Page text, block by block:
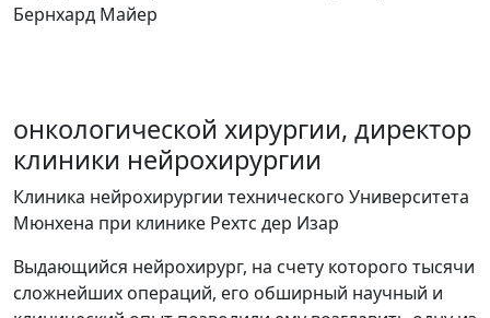
онкологической хирургии, директор
клиники нейрохирургии
Клиника нейрохирургии технического Университета
Мюнхена при клинике Рехтс дер Изар
Выдающийся нейрохирург, на счету которого тысячи
сложнейших операций, его обширный научный и